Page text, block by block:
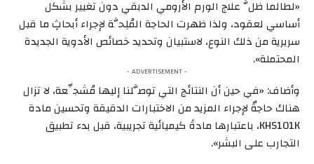
«لطالما ظلَّ علاج الورم الأرومي الدبقي دون تغيير بشكل
أساسي لعقود، ولذا ظهرت الحاجة المُلِحَّة لإجراء أبحاثٍ ما قبل
سريرية من ذلك النوع، لاستبيان وتحديد خصائص الأدوية الجديدة
المحتملة».
- ADVERTISEMENT -
وأضاف: «في حين أن النتائج التي توصَّلنا إليها مُشجِّعة، لا تزال
هناك حاجةٌ لإجراء المزيد من الاختبارات الدقيقة وتحسين مادة
KHS101K، باعتبارها مادةً كيميائية تجريبية، قبل بدء تطبيق
التجارب على البشر».